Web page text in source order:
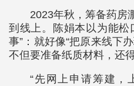
2023年秋，筹备药房
到线上。陈娟本以为能松
事”：就好像“把原来线下
不但要准备纸质材料，还
“先网上申请筹建，